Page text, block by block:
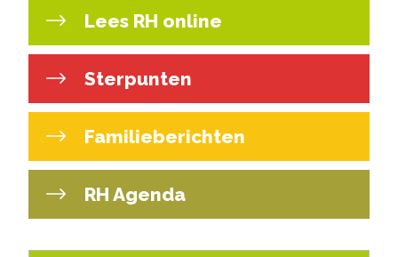
Lees RH online
Sterpunten
Familieberichten
RH Agenda